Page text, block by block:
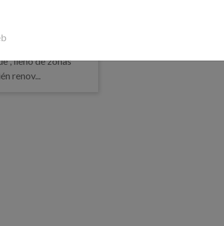
Vizcaya
zona del barrio de
, lleno de zonas
renov...